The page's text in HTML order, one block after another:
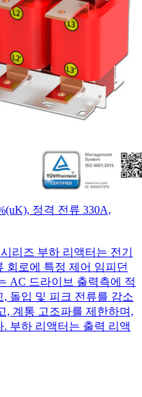
정격 전류 330A,
리즈 부하 리액터는 전기
회로에 특정 제어 임피던
AC 드라이브 출력측에 적
돌입 및 피크 전류를 감소
, 계통 고조파를 제한하며,
부하 리액터는 출력 리액